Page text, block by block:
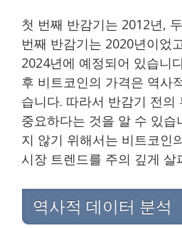
첫 번째 반감기는 2012년,
번째 반감기는 2020년이었
2024년에 예정되어 있습니
후 비트코인의 가격은 역사
습니다. 따라서 반감기 전의
중요하다는 것을 알 수 있습
지 않기 위해서는 비트코인
시장 트렌드를 주의 깊게 살
역사적 데이터 분석